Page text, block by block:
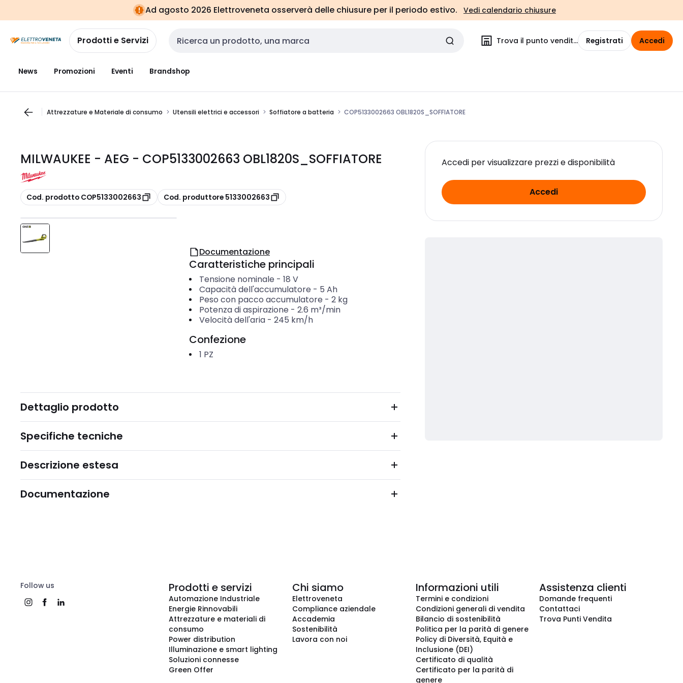
navigazionealla
pagina
Ad agosto 2026 Elettroveneta osserverà delle chiusure per il periodo estivo. Vedi calendario chiusure
Prodotti e Servizi Cerca input Trova il punto vendita Registrati Accedi
News Promozioni Eventi Brandshop
Attrezzature e Materiale di consumo Utensili elettrici e accessori Soffiatore a batteria COP5133002663 OBL1820S_SOFFIATORE
MILWAUKEE - AEG - COP5133002663 OBL1820S_SOFFIATORE
copia
Cod. prodotto COP5133002663 copia
Cod. produttore 5133002663
Accedi per visualizzare prezzi e disponibilità
Accedi
Documentazione
Caratteristiche principali
Tensione nominale - 18 V
Capacità dell'accumulatore - 5 Ah
Peso con pacco accumulatore - 2 kg
Potenza di aspirazione - 2.6 m³/min
Velocità dell'aria- 245 km/h
Confezione
1 PZ
Dettaglio prodotto
Specifiche tecniche
Descrizione estesa
Documentazione
Follow us Prodotti e servizi
Automazione Industriale
Energie Rinnovabili
Attrezzature e materiali di
consumo
Power distribution
Illuminazione e smart lighting
Soluzioni connesse
Green Offer
Chi siamo
Elettroveneta
Compliance aziendale
Accademia
Sostenibilità
Lavora con noi
Informazioni utili
Termini e condizioni
Condizioni generali di vendita
Bilancio di sostenibilità
Politica per la parità di genere
Policy di Diversità, Equità e
Inclusione (DEI)
Certificato di qualità
Certificato per la parità di
genere
Assistenza clienti
Domande frequenti
Contattaci
Trova Punti Vendita